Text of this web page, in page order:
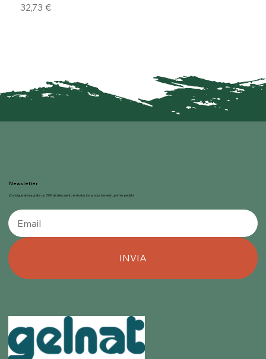
Precio
32,73 €
Newsletter
¡Consigue ahora gratis un 20% de descuento en todos los productos en tu primer pedido!
INVIA